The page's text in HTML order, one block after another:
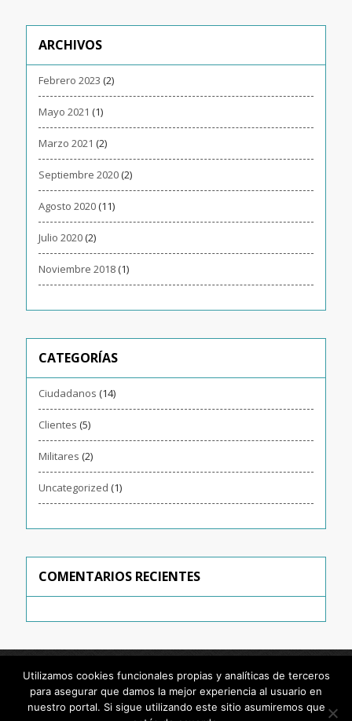
ARCHIVOS
Febrero 2023 (2)
Mayo 2021 (1)
Marzo 2021 (2)
Septiembre 2020(2)
Agosto 2020(11)
Julio 2020(2)
Noviembre 2018(1)
CATEGORÍAS
Ciudadanos (14)
Clientes (5)
Militares (2)
Uncategorized (1)
COMENTARIOS RECIENTES
Utilizamos cookies funcionales propias y analíticas de terceros
para asegurar que damos la mejor experiencia al usuario en
nuestro portal. Si sigue utilizando este sitio asumiremos que